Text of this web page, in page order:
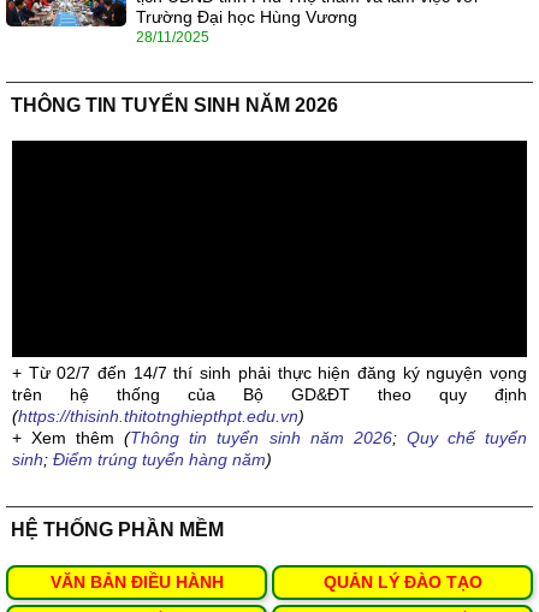
Trường Đại học Hùng Vương
28/11/2025
THÔNG TIN TUYỂN SINH NĂM 2026
+ Từ 02/7 đến 14/7 thí sinh phải thực hiện đăng ký nguyện vọng
trên hệ thống của Bộ GD&ĐT theo quy định
(https://thisinh.thitotnghiepthpt.edu.vn)
+ Xem thêm(Thông tin tuyển sinh năm 2026; Quy chế tuyển
sinh; Điểm trúng tuyển hàng năm)
HỆ THỐNG PHẦN MỀM
VĂN BẢN ĐIỀU HÀNH QUẢN LÝ ĐÀO TẠO